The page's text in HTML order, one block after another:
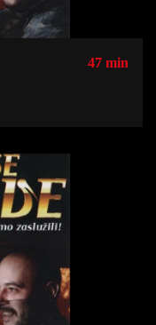
47 min